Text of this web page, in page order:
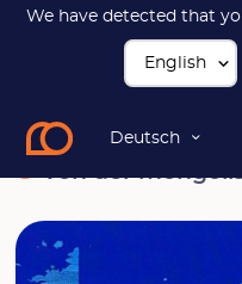
We have detected that
Deutsch
Von der